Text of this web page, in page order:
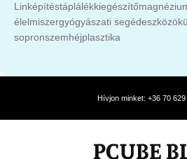
Linképítéstáplálékkiegészítő
élelmiszergyógyászati segédeszközök
sopronszemhéjplasztika
Hívjon minket: +36 70 629